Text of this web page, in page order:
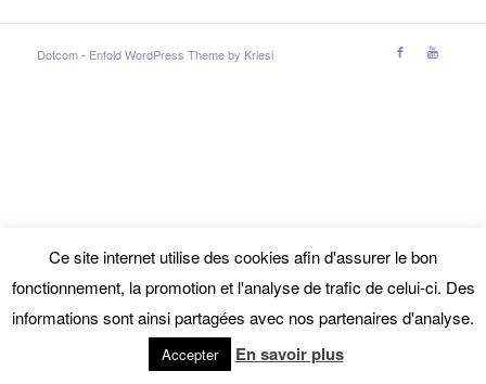
Dotcom - Enfold WordPress Theme by Kriesi
Ce site internet utilise des cookies afin d'assurer le bon
fonctionnement, la promotion et l'analyse de trafic de celui-ci. Des
informations sont ainsi partagées avec nos partenaires d'analyse.
Accepter En savoir plus